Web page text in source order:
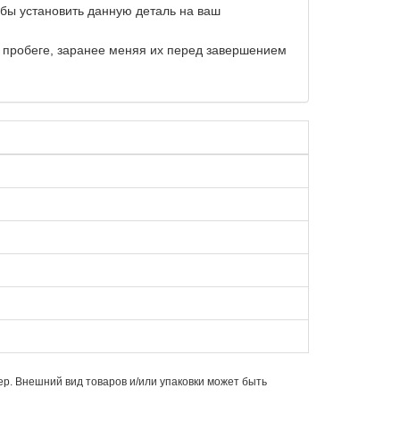
установить данную деталь на ваш
заранее меняя их перед завершением
Внешний вид товаров и/или упаковки может быть